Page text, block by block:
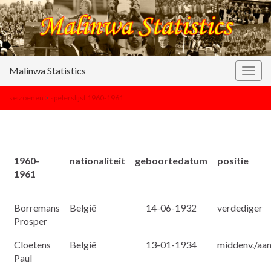
Malinwa Statistics
seizoenen > spelerslijst 1960-1961
1960-
1961
nationaliteit geboortedatum positie
Borremans
Prosper
België 14-06-1932 verdediger
Cloetens
Paul
België 13-01-1934 middenv./